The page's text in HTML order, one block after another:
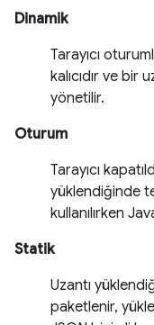
Dinamik
Tarayıcı
kalıcıdır ve bir
yönetilir.
Oturum
Tarayıcı
yüklendiğinde
kullanılırken
Statik
Uzantı
paketlenir,